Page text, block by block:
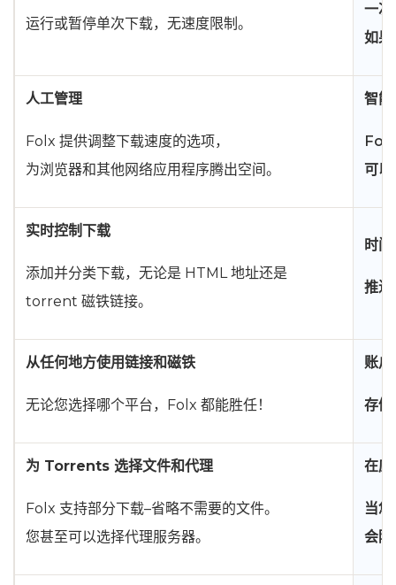
运行或暂停单次下载，无速度限制。
一次
如果
人工管理
Folx 提供调整下载速度的选项，
为浏览器和其他网络应用程序腾出空间。
智能
可
实时控制下载
添加并分类下载，无论是 HTML 地址还是
torrent 磁铁链接。
时
推迟
从任何地方使用链接和磁铁
无论您选择哪个平台，Folx 都能胜任！
账
存储
为 Torrents 选择文件和代理
Folx 支持部分下载–省略不需要的文件。
您甚至可以选择代理服务器。
在
当
会陪